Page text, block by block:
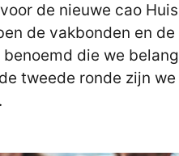
de nieuwe cao
de vakbonden en
die we
tweede ronde zijn